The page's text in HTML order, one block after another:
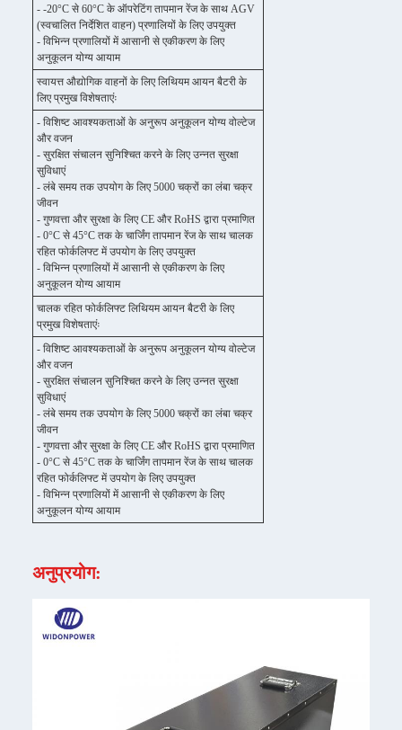
- -20°C से 60°C के ऑपरेटिंग तापमान रेंज के साथ AGV
(स्वचालित निर्देशित वाहन) प्रणालियों के लिए उपयुक्त
- विभिन्न प्रणालियों में आसानी से एकीकरण के लिए
अनुकूलन योग्य आयाम
स्वायत्त औद्योगिक वाहनों के लिए लिथियम आयन बैटरी के
लिए प्रमुख विशेषताएंः
- विशिष्ट आवश्यकताओं के अनुरूप अनुकूलन योग्य वोल्टेज
और वजन
- सुरक्षित संचालन सुनिश्चित करने के लिए उन्नत सुरक्षा
सुविधाएं
- लंबे समय तक उपयोग के लिए 5000 चक्रों का लंबा चक्र
जीवन
- गुणवत्ता और सुरक्षा के लिए CE और RoHS द्वारा प्रमाणित
- 0°C से 45°C तक के चार्जिंग तापमान रेंज के साथ चालक
रहित फोर्कलिफ्ट में उपयोग के लिए उपयुक्त
- विभिन्न प्रणालियों में आसानी से एकीकरण के लिए
अनुकूलन योग्य आयाम
चालक रहित फोर्कलिफ्ट लिथियम आयन बैटरी के लिए
प्रमुख विशेषताएंः
- विशिष्ट आवश्यकताओं के अनुरूप अनुकूलन योग्य वोल्टेज
और वजन
- सुरक्षित संचालन सुनिश्चित करने के लिए उन्नत सुरक्षा
सुविधाएं
- लंबे समय तक उपयोग के लिए 5000 चक्रों का लंबा चक्र
जीवन
- गुणवत्ता और सुरक्षा के लिए CE और RoHS द्वारा प्रमाणित
- 0°C से 45°C तक के चार्जिंग तापमान रेंज के साथ चालक
रहित फोर्कलिफ्ट में उपयोग के लिए उपयुक्त
- विभिन्न प्रणालियों में आसानी से एकीकरण के लिए
अनुकूलन योग्य आयाम
अनुप्रयोग: